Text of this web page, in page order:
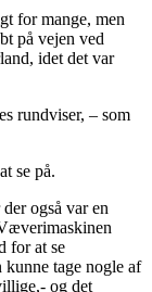
for mange, men
på vejen ved
idet det var
rundviser, – som
se på.
også var en
for at se
tage nogle af
og det